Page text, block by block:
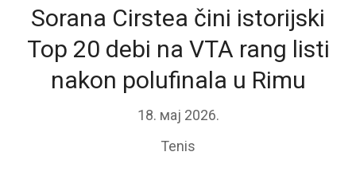
Sorana Cirstea čini istorijski
Top 20 debi na VTA rang listi
nakon polufinala u Rimu
18. мај 2026.
Tenis